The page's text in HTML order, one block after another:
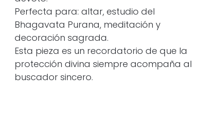
Perfecta para: altar, estudio del
Bhagavata Purana, meditación y
decoración sagrada.
Esta pieza es un recordatorio de que la
protección divina siempre acompaña al
buscador sincero.